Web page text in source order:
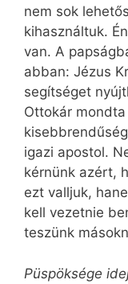
nem sok
kihasználtuk.
van. A
abban: Jézus
segítséget
Ottokár
igazi apostol.
kérnünk azért,
ezt valljuk,
kell vezetnie
teszünk
Püspöksége